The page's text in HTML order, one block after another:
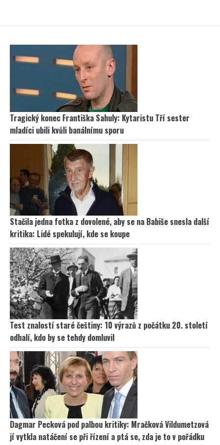
Tragický konec Františka Sahuly: Kytaristu Tří sester
mladíci ubili kvůli banálnímu sporu
Stačila jedna fotka z dovolené, aby se na Babiše snesla další
kritika: Lidé spekulují, kde se koupe
Test znalostí staré češtiny: 10 výrazů z počátku 20. století
odhalí, kdo by se tehdy domluvil
Dagmar Pecková pod palbou kritiky: Mračková Vildumetzová
jí vytkla natáčení se při řízení a ptá se, zda je to v pořádku